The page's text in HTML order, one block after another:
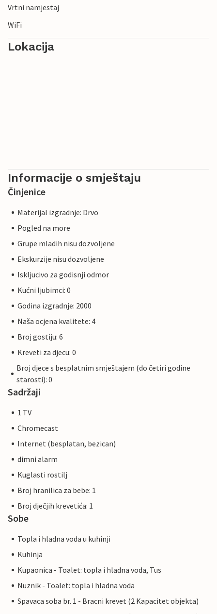
Vrtni namjestaj
WiFi
Lokacija
Informacije o smještaju
Činjenice
Materijal izgradnje: Drvo
Pogled na more
Grupe mladih nisu dozvoljene
Ekskurzije nisu dozvoljene
Iskljucivo za godisnji odmor
Kućni ljubimci: 0
Godina izgradnje: 2000
Naša ocjena kvalitete: 4
Broj gostiju: 6
Kreveti za djecu: 0
Broj djece s besplatnim smještajem (do četiri godine
starosti): 0
Sadržaji
1 TV
Chromecast
Internet (besplatan, bezican)
dimni alarm
Kuglasti rostilj
Broj hranilica za bebe: 1
Broj dječjih krevetića: 1
Sobe
Topla i hladna voda u kuhinji
Kuhinja
Kupaonica - Toalet: topla i hladna voda, Tus
Nuznik - Toalet: topla i hladna voda
Spavaca soba br. 1 - Bracni krevet (2 Kapacitet objekta)